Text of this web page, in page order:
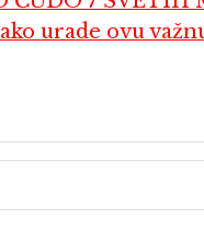
urade ovu